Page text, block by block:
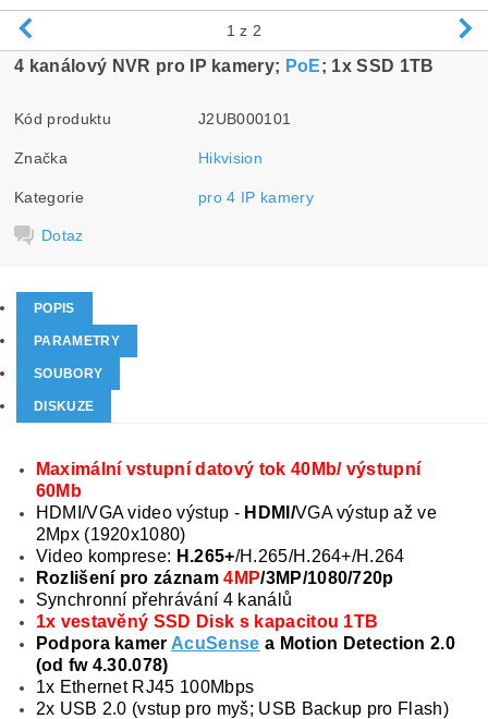
1 z 2
4 kanálový NVR pro IP kamery; PoE; 1x SSD 1TB
Kód produktu J2UB000101
Značka Hikvision
Kategorie pro 4 IP kamery
Dotaz
POPIS
PARAMETRY
SOUBORY
DISKUZE
Maximální vstupní datový tok 40Mb/ výstupní
60Mb
HDMI/VGA video výstup - HDMI/VGA výstup až ve
2Mpx (1920x1080)
Video komprese: H.265+/H.265/H.264+/H.264
Rozlišení pro záznam4MP/3MP/1080/720p
Synchronní přehrávání 4 kanálů
1x vestavěný SSD Disk s kapacitou 1TB
Podpora kamer AcuSense a Motion Detection 2.0
(od fw 4.30.078)
1x Ethernet RJ45 100Mbps
2x USB 2.0 (vstup pro myš; USB Backup pro Flash)